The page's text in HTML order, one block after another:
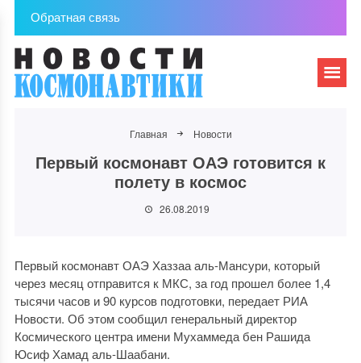
Обратная связь
Главная Новости
Первый космонавт ОАЭ готовится к
полету в космос
26.08.2019
Первый космонавт ОАЭ Хаззаа аль-Мансури, который
через месяц отправится к МКС, за год прошел более 1,4
тысячи часов и 90 курсов подготовки, передает РИА
Новости. Об этом сообщил генеральный директор
Космического центра имени Мухаммеда бен Рашида
Юсиф Хамад аль-Шаабани.